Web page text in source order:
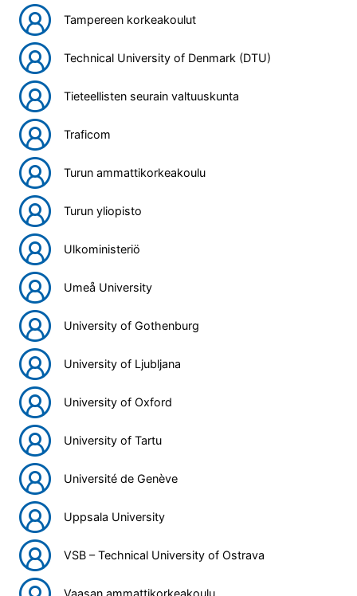
Tampereen korkeakoulut
Technical University of Denmark (DTU)
Tieteellisten seurain valtuuskunta
Traficom
Turun ammattikorkeakoulu
Turun yliopisto
Ulkoministeriö
Umeå University
University of Gothenburg
University of Ljubljana
University of Oxford
University of Tartu
Université de Genève
Uppsala University
VSB – Technical University of Ostrava
Vaasan ammattikorkeakoulu